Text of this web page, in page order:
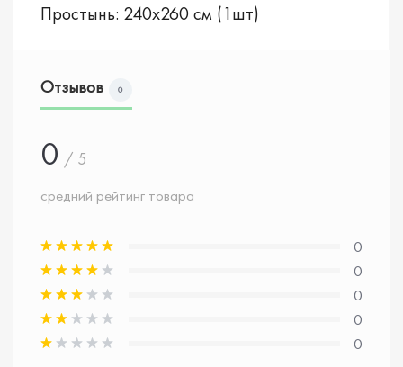
Простынь: 240х260 см (1шт)
Отзывов 0
0 / 5
средний рейтинг товара
0
0
0
0
0